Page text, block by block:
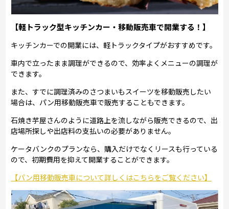
【軽トラック型キッチンカー・移動販売車で開業する！】
キッチンカーでの開業には、軽トラックタイプがおすすめです。
車内で立ったまま調理ができるので、効率よくメニューの調理が
できます。
また、すでに調理済みのさつまいもスイーツを移動販売したい
場合は、パン用移動販売車で販売することもできます。
石焼き芋屋さんのように道路上を流しながら販売できるので、出
店場所探しや出店料の支払いの必要がありません。
ケータバンクのプランなら、購入だけでなくリースも行っている
ので、初期費用を抑えて開業することができます。
【パン用移動販売車について詳しくはこちらをご覧ください】